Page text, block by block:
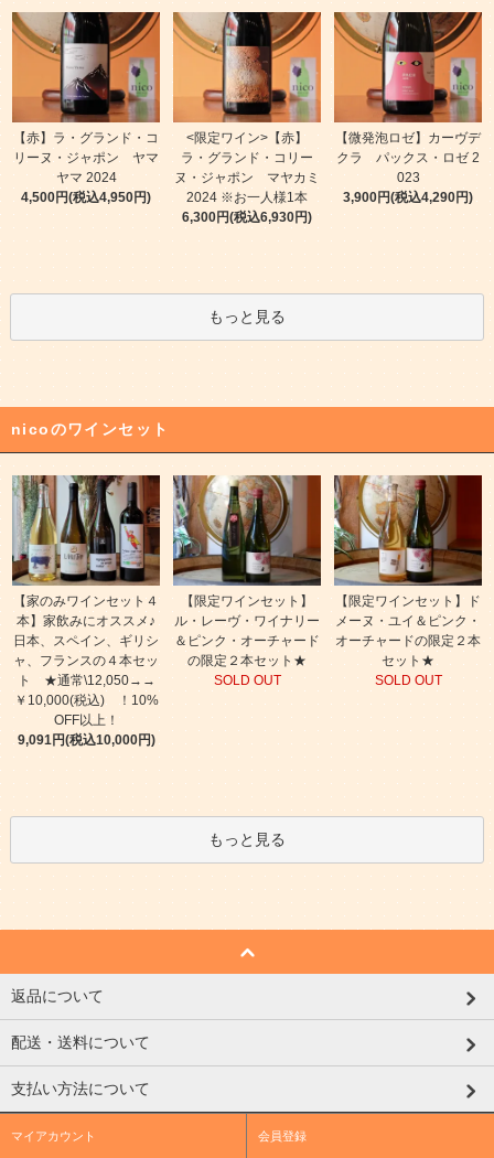
【赤】ラ・グランド・コ
リーヌ・ジャポン ヤマ
ヤマ 2024
4,500円(税込4,950円)
<限定ワイン>【赤】
ラ・グランド・コリー
ヌ・ジャポン マヤカミ
2024 ※お一人様1本
6,300円(税込6,930円)
【微発泡ロゼ】カーヴデ
クラ パックス・ロゼ 2
023
3,900円(税込4,290円)
もっと見る
nicoのワインセット
【家のみワインセット４
本】家飲みにオススメ♪
日本、スペイン、ギリシ
ャ、フランスの４本セッ
ト ★通常\12,050→→
￥10,000(税込) ！10%
OFF以上！
9,091円(税込10,000円)
【限定ワインセット】
ル・レーヴ・ワイナリー
＆ピンク・オーチャード
の限定２本セット★
SOLD OUT
【限定ワインセット】ド
メーヌ・ユイ＆ピンク・
オーチャードの限定２本
セット★
SOLD OUT
もっと見る
返品について
配送・送料について
支払い方法について
マイアカウント 会員登録